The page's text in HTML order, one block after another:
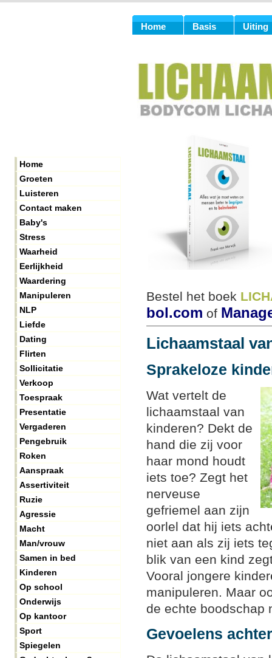
Home Basis Uiting
Home
Groeten
Luisteren
Contact maken
Baby's
Stress
Waarheid
Eerlijkheid
Waardering
Manipuleren
NLP
Liefde
Dating
Flirten
Sollicitatie
Verkoop
Toespraak
Presentatie
Vergaderen
Pengebruik
Roken
Aanspraak
Assertiviteit
Ruzie
Agressie
Macht
Man/vrouw
Samen in bed
Kinderen
Op school
Onderwijs
Op kantoor
Sport
Spiegelen
Bestel het boek
bol.com of
Lichaamstaal
Sprakeloze
Wat vertelt de
lichaamstaal van
kinderen? Dekt de
hand die zij voor
haar mond houdt
iets toe? Zegt het
nerveuse
gefriemel aan zijn
oorlel dat hij iets
niet aan als zij iets
blik van een kind
Vooral jongere
manipuleren. Maar
de echte boodschap
Gevoelens